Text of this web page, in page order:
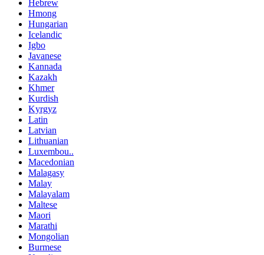
Hebrew
Hmong
Hungarian
Icelandic
Igbo
Javanese
Kannada
Kazakh
Khmer
Kurdish
Kyrgyz
Latin
Latvian
Lithuanian
Luxembou..
Macedonian
Malagasy
Malay
Malayalam
Maltese
Maori
Marathi
Mongolian
Burmese